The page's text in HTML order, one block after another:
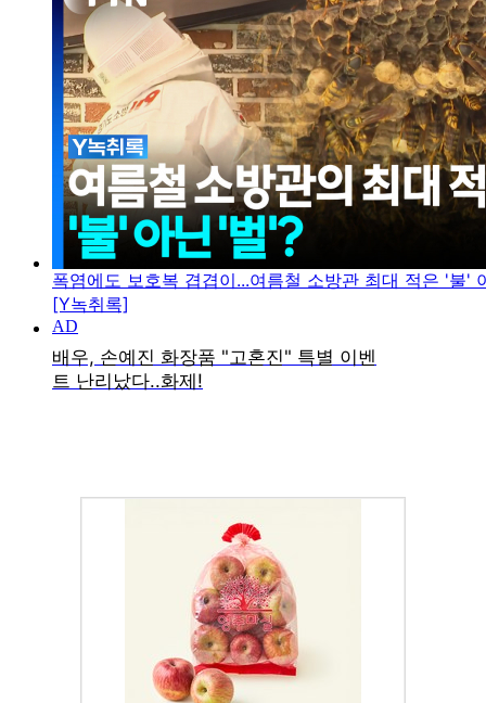
폭염에도 보호복 겹겹이...여름철 소방관 최대 적은 '불'
[Y녹취록]